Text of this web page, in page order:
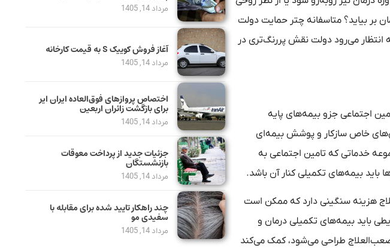
بیاید؟ متاسفانه چتر حمایت دولت
انتظار می‌رود دولت نقش پررنگ‌تری در
اجتماعی جزو بیمه‌های پایه
خاص سازکار و پوشش بیمه‌ای
خدماتی که تامین اجتماعی به
بیمه‌های تکمیلی کنار آن باشد.
هزینه سنگینی دارد که ممکن است
باید بیمه‌های تکمیلی درمان و
صعب‌العلاج طراحی می‌شود، کمک می‌کند
مرداد 14, 1405
آغاز فروش کوییک S به قیمت کارخانه
مرداد 14, 1405
اختصاص پروازهای فوق‌العاده ایران ایر
برای بازگشت زائران اربعین
مرداد 14, 1405
جزئیات جدید از پرداخت معوقات
بازنشستگان
مرداد 14, 1405
چند راهکار تایید شده برای مقابله با
سفیدی مو
مرداد 14, 1405